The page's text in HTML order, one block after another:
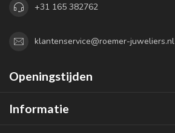
+31 165 382762
klantenservice@roemer-juweliers.nl
Openingstijden
Informatie